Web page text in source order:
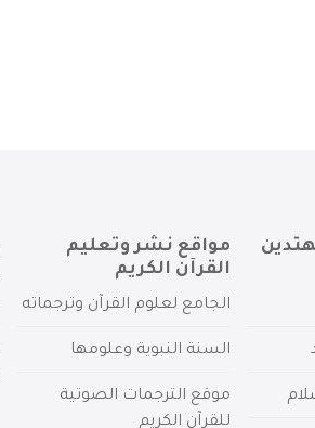
مواقع نشر وتعليم
القرآن الكريم
الجامع لعلوم القرآن وترجماته
السنة النبوية وعلومها
موقع الترجمات الصوتية
للقرآن الكريم